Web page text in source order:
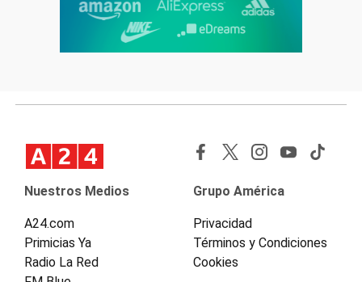
Nuestros Medios
A24.com
Primicias Ya
Radio La Red
Grupo América
Privacidad
Términos y Condiciones
Cookies